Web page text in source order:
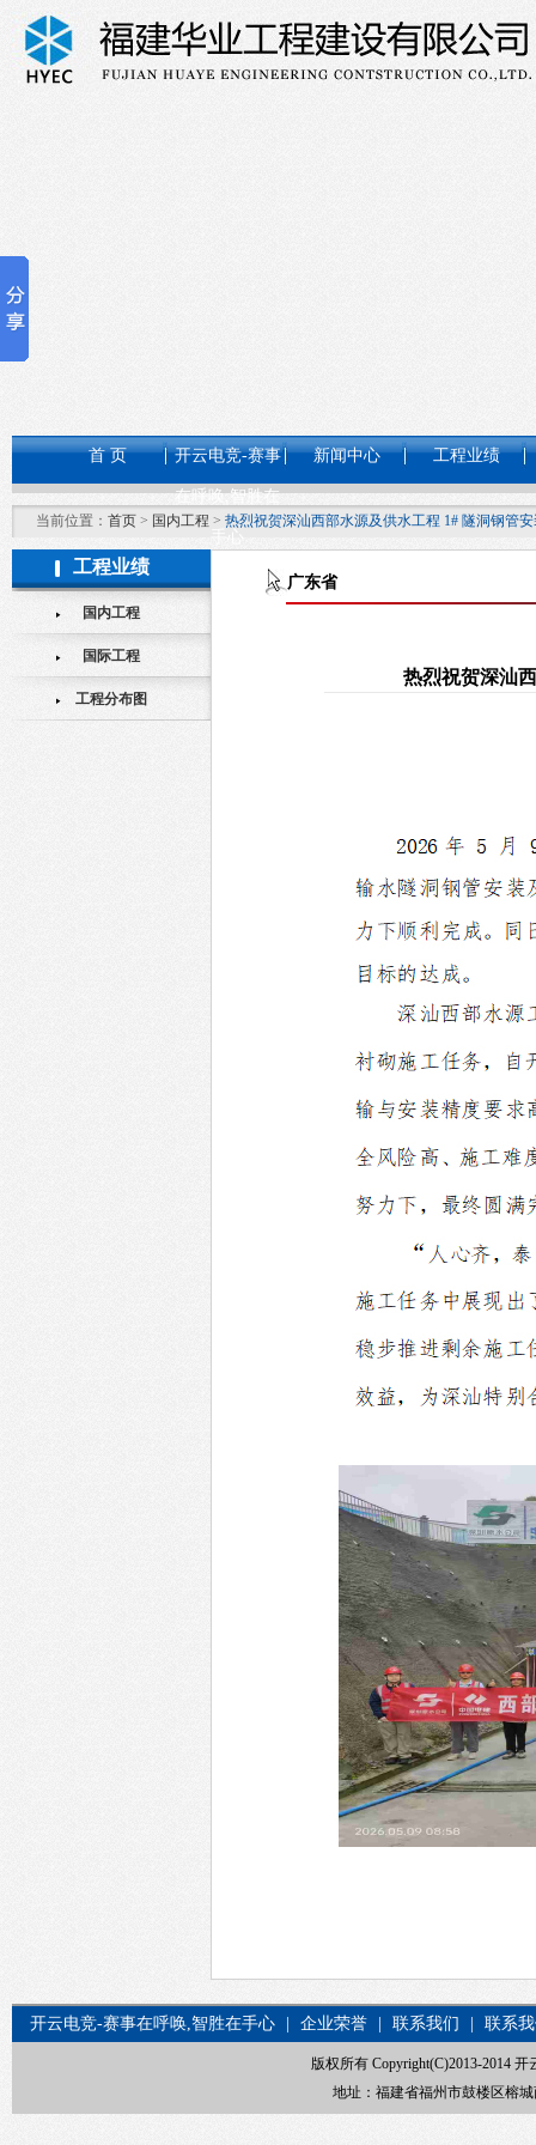
首 页 开云电竞-赛事
在呼唤,智胜在
新闻中心 工程业绩
当前位置： 首页 > 国内工程 > 热烈祝贺深汕西部水源及供水工程 1# 隧洞钢管
工程业绩
国内工程
国际工程
工程分布图
广东省
热烈祝贺深汕
开云电竞-赛事在呼唤,智胜在手心 企业荣誉 联系我们 联系
版权所有 Copyright(C)2013-2014
地址：福建省福州市鼓楼区榕城